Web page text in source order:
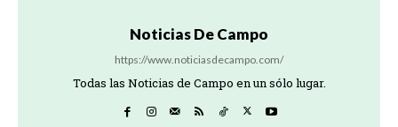
Noticias De Campo
https://www.noticiasdecampo.com/
Todas las Noticias de Campo en un sólo lugar.